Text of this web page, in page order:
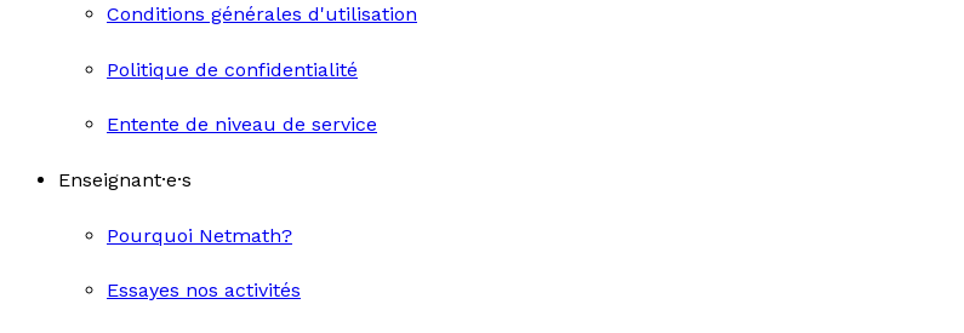
Conditions générales d'utilisation
Politique de confidentialité
Entente de niveau de service
Enseignant·e·s
Pourquoi Netmath?
Essayes nos activités